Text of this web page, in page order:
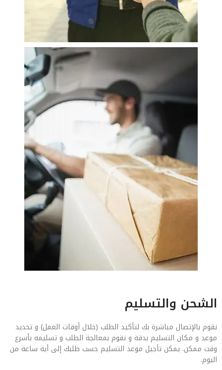
الشحن والتسليم
نقوم بالإتصال مباشرة بك لتأكيد الطلب (خلال أوقات العمل) و تحديد
موعد و مكان التسليم بدقة و نقوم بمعالجة الطلب و تسليمه بأسرع
وقت ممكن. يمكن تأجيل موعد التسليم حسب طلبك إلى أية ساعة من
اليوم.